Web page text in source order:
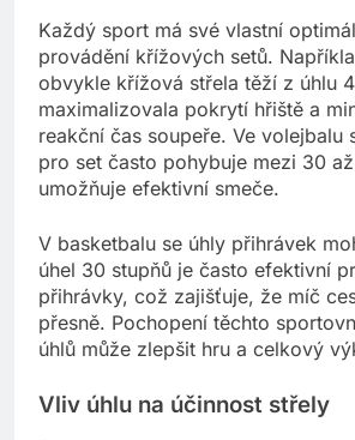
Každý sport má své vlastní
provádění křížových setů.
obvykle křížová střela těží z úhlu
maximalizovala pokrytí hřiště a
reakční čas soupeře. Ve volejbalu
pro set často pohybuje mezi 30
umožňuje efektivní smeče.
V basketbalu se úhly přihrávek
úhel 30 stupňů je často efektivní
přihrávky, což zajišťuje, že míč
přesně. Pochopení těchto
úhlů může zlepšit hru a celkový
Vliv úhlu na účinnost střely